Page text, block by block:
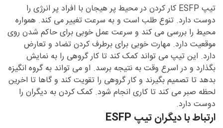
تیپ ESFP کار کردن در محیط پر هیجان با افراد پر انرژی را
دوست دارد. تنوع طلب است و به سرعت تغییر می کند. همواره
محیط را بررسی می کند و سرعت عمل خوبی برای حاکم شدن روی
موقعیت دارد. مهارت خوبی برای برطرف کردن تضاد و تعارض
دارد. این تیپ می تواند کمک کند تا کار گروهی را به نمایش
بگذارد و در اسرع وقت به نتیجه برسد. او می تواند به گروه انگیزه
بدهد تا تصمیم بگیرند و کار گروهی را تقویت کند و گاها تا اخرین
لحظه صبر می کند تا کاری انجام شود. کمک کردن به دیگران را
دوست دارد.
ارتباط با دیگران تیپ ESFP